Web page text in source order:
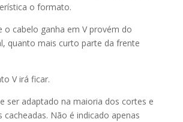
o formato.
o cabelo ganha em V provém do
quanto mais curto parte da frente
V irá ficar.
ser adaptado na maioria dos cortes e
cacheadas. Não é indicado apenas